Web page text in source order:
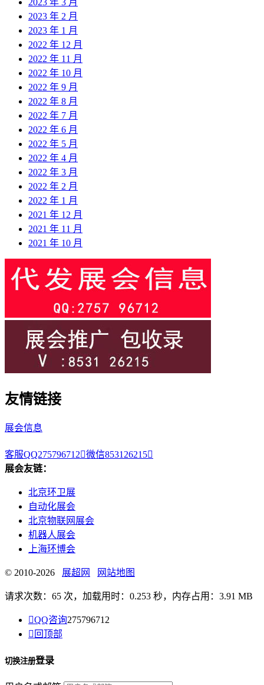
2023 年 2 月
2023 年 1 月
2022 年 12 月
2022 年 11 月
2022 年 10 月
2022 年 9 月
2022 年 8 月
2022 年 7 月
2022 年 6 月
2022 年 5 月
2022 年 4 月
2022 年 3 月
2022 年 2 月
2022 年 1 月
2021 年 12 月
2021 年 11 月
2021 年 10 月
友情链接
展会信息
客服QQ275796712微信853126215
展会友链：
北京环卫展
自动化展会
北京物联网展会
机器人展会
上海环博会
© 2010-2026 展超网 网站地图
请求次数：65 次，加载用时：0.253 秒，内存占用：3.91 MB
QQ咨询275796712
 回顶部
切换注册登录